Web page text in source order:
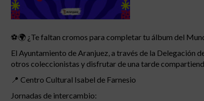
⚽🌍 ¿Te faltan cromos para completar tu álbum del
El Ayuntamiento de Aranjuez, a través de la Delegación
otros coleccionistas y disfrutar de una tarde
📍 Centro Cultural Isabel de Farnesio
Jornadas de intercambio: